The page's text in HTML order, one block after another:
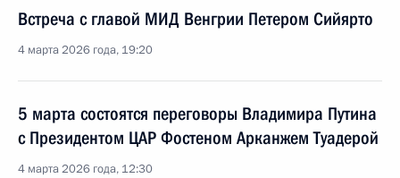
Встреча с главой МИД Венгрии Петером Сийярто
4 марта 2026 года, 19:20
5 марта состоятся переговоры Владимира Путина
с Президентом ЦАР Фостеном Арканжем Туадерой
4 марта 2026 года, 12:30